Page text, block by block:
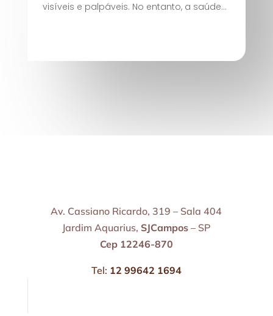
visíveis e palpáveis. No entanto, a saúde...
Av. Cassiano Ricardo, 319 – Sala 404
Jardim Aquarius, SJCampos – SP
Cep 12246-870
Tel: 12 99642 1694